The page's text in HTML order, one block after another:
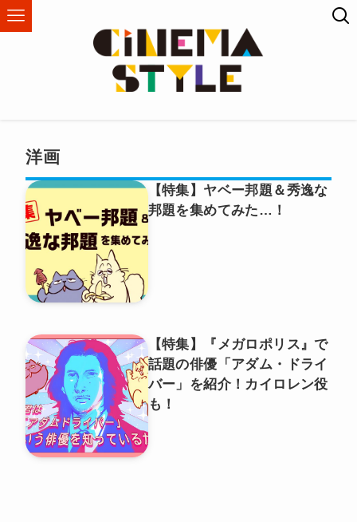
洋画
【特集】ヤベー邦題＆秀逸な
邦題を集めてみた…！
【特集】『メガロポリス』で
話題の俳優「アダム・ドライ
バー」を紹介！カイロレン役
も！